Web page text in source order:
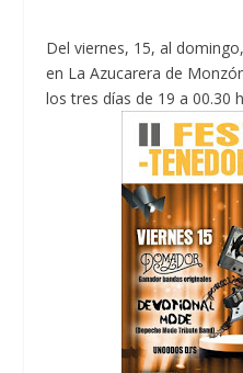
Del viernes, 15, al
en La Azucarera de
los tres días de 19 a 00.30